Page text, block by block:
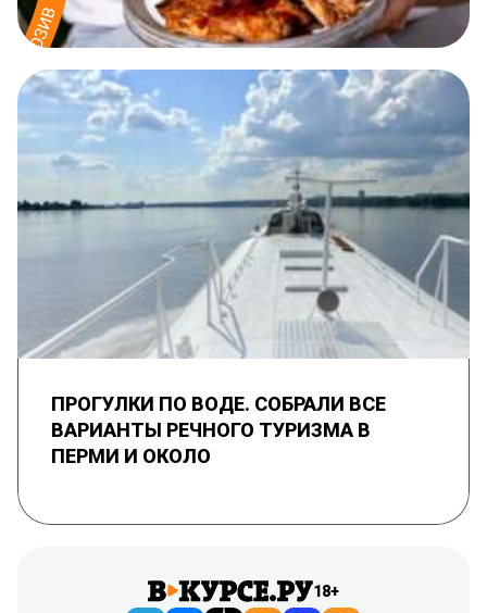
ПРОГУЛКИ ПО ВОДЕ. СОБРАЛИ ВСЕ
ВАРИАНТЫ РЕЧНОГО ТУРИЗМА В
ПЕРМИ И ОКОЛО
18+